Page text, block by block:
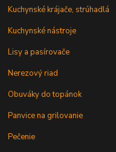
Kuchynské krájače, strúhadlá
Kuchynské nástroje
Lisy a pasírovače
Nerezový riad
Obuváky do topánok
Panvice na grilovanie
Pečenie